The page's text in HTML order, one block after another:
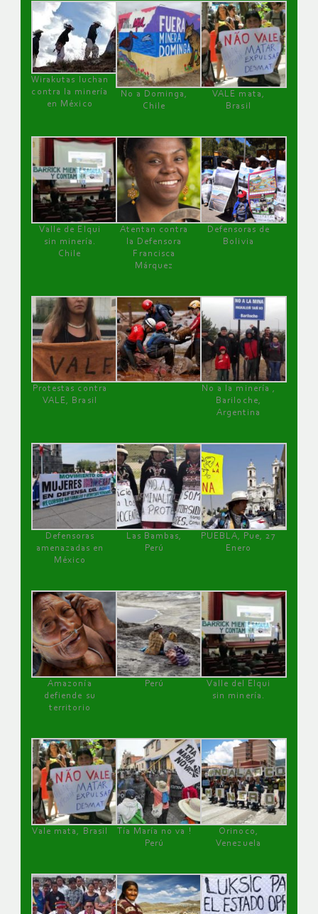
Wirakutas luchan
contra la minería
en México
No a Dominga,
Chile
VALE mata,
Brasil
Valle de Elqui
sin minería.
Chile
Atentan contra
la Defensora
Francisca
Márquez
Defensoras de
Bolivia
Protestas contra
VALE, Brasil
No a la minería ,
Bariloche,
Argentina
Defensoras
amenazadas en
México
Las Bambas,
Perú
PUEBLA, Pue, 27
Enero
Amazonía
defiende su
territorio
Perú
Valle del Elqui
sin minería.
Vale mata, Brasil
Tía María no va !
Perú
Orinoco,
Venezuela